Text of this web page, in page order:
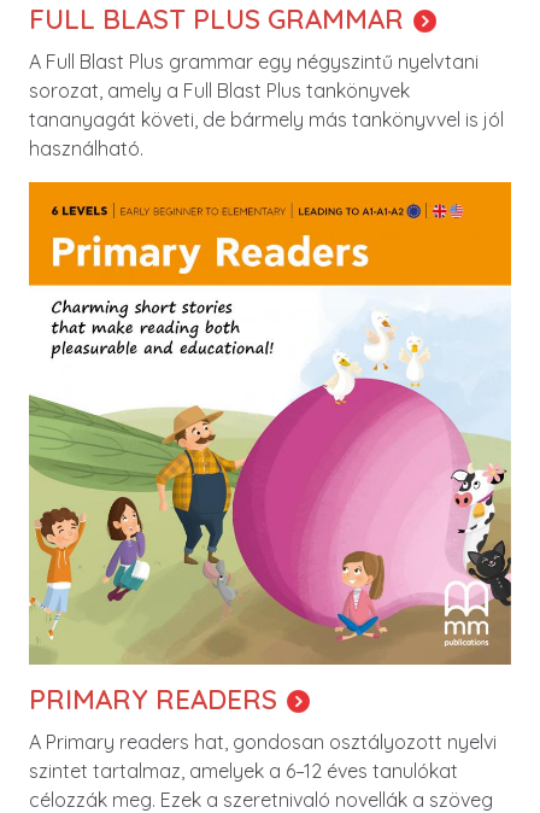
FULL BLAST PLUS GRAMMAR
A Full Blast Plus grammar egy négyszintű nyelvtani
sorozat, amely a Full Blast Plus tankönyvek
tananyagát követi, de bármely más tankönyvvel is jól
használható.
PRIMARY READERS
A Primary readers hat, gondosan osztályozott nyelvi
szintet tartalmaz, amelyek a 6–12 éves tanulókat
célozzák meg. Ezek a szeretnivaló novellák a szöveg